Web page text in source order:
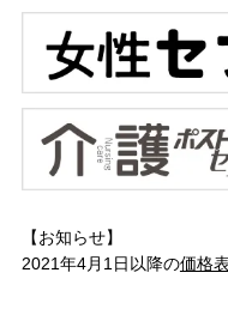
【お知らせ】
2021年4月1日以降の価格